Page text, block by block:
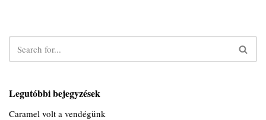
Legutóbbi bejegyzések
Caramel volt a vendégünk